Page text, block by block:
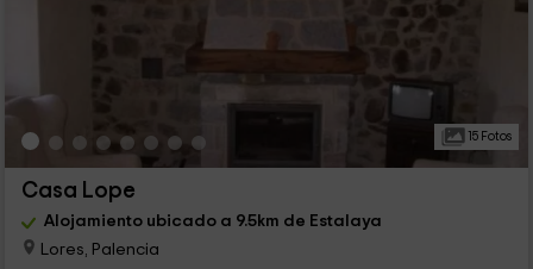
15 Fotos
Casa Lope
Alojamiento ubicado a 9.5km de Estalaya
Lores, Palencia